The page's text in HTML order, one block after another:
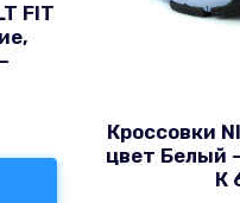
FIT
Кроссовки
цвет Белый
К